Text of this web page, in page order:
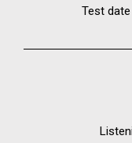
Test date